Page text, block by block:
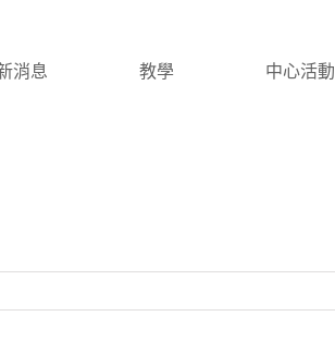
消息 教學 中心活動